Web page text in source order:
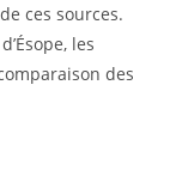
ces sources.
les
des